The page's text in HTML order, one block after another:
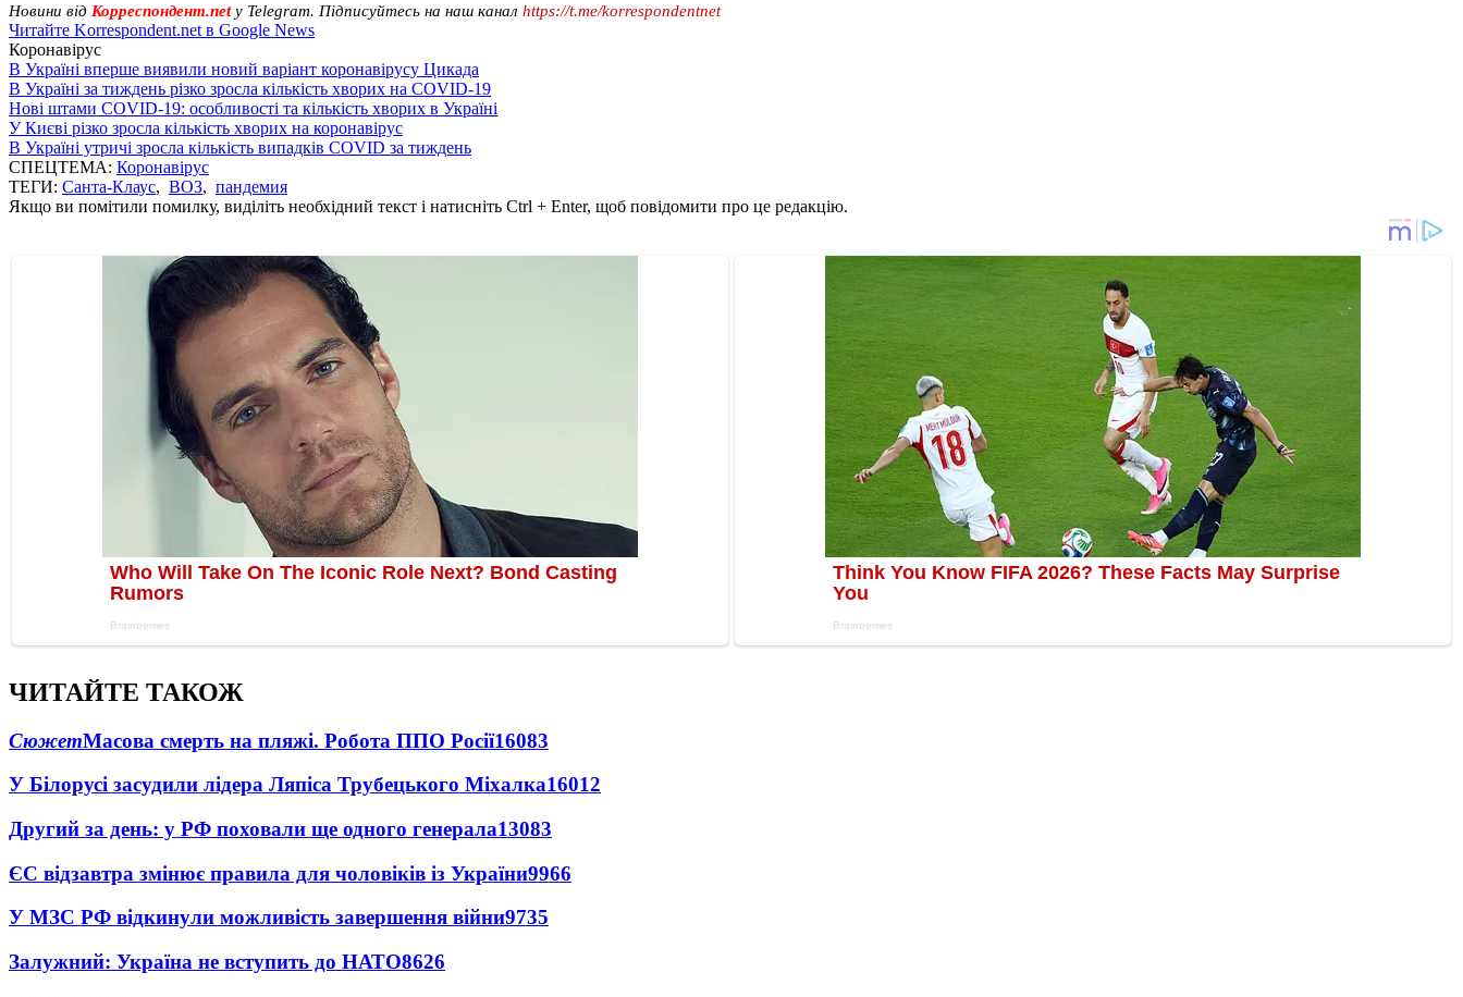
Новини від Корреспондент.netу Telegram. Підписуйтесь на наш канал https://t.me/korrespondentnet
Читайте Korrespondent.net в Google News
Коронавірус
В Україні вперше виявили новий варіант коронавірусу Цикада
В Україні за тиждень різко зросла кількість хворих на COVID-19
Нові штами COVID-19: особливості та кількість хворих в Україні
У Києві різко зросла кількість хворих на коронавірус
В Україні утричі зросла кількість випадків COVID за тиждень
СПЕЦТЕМА: Коронавірус
ТЕГИ: Санта-Клаус, ВОЗ, пандемия
Якщо ви помітили помилку, виділіть необхідний текст і натисніть Ctrl + Enter, щоб повідомити про це редакцію.
ЧИТАЙТЕ ТАКОЖ
СюжетМасова смерть на пляжі. Робота ППО Росії16083
У Білорусі засудили лідера Ляпіса Трубецького Міхалка16012
Другий за день: у РФ поховали ще одного генерала13083
ЄС відзавтра змінює правила для чоловіків із України9966
У МЗС РФ відкинули можливість завершення війни9735
Залужний: Україна не вступить до НАТО8626